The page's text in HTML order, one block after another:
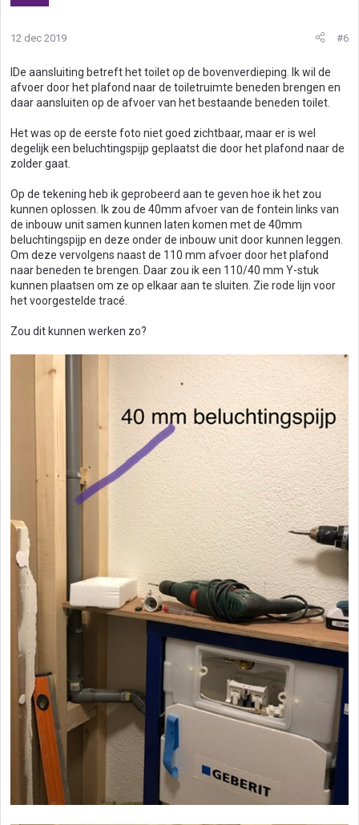
12 dec 2019 #6
IDe aansluiting betreft het toilet op de bovenverdieping. Ik wil de
afvoer door het plafond naar de toiletruimte beneden brengen en
daar aansluiten op de afvoer van het bestaande beneden toilet.
Het was op de eerste foto niet goed zichtbaar, maar er is wel
degelijk een beluchtingspijp geplaatst die door het plafond naar de
zolder gaat.
Op de tekening heb ik geprobeerd aan te geven hoe ik het zou
kunnen oplossen. Ik zou de 40mm afvoer van de fontein links van
de inbouw unit samen kunnen laten komen met de 40mm
beluchtingspijp en deze onder de inbouw unit door kunnen leggen.
Om deze vervolgens naast de 110 mm afvoer door het plafond
naar beneden te brengen. Daar zou ik een 110/40 mm Y-stuk
kunnen plaatsen om ze op elkaar aan te sluiten. Zie rode lijn voor
het voorgestelde tracé.
Zou dit kunnen werken zo?